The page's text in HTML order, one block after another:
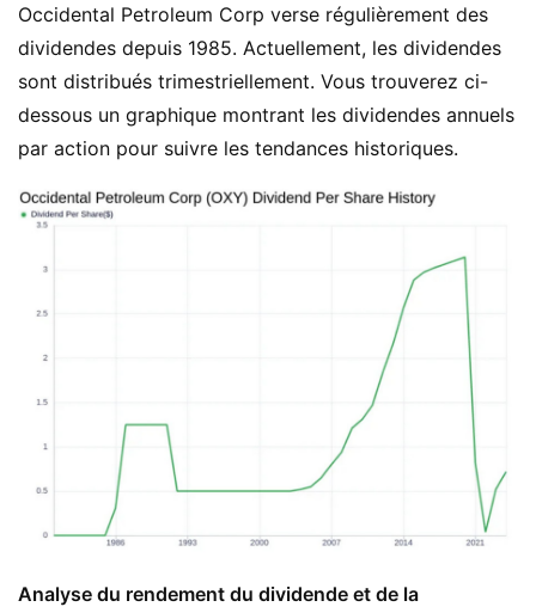
Occidental Petroleum Corp verse régulièrement des
dividendes depuis 1985. Actuellement, les dividendes
sont distribués trimestriellement. Vous trouverez ci-
dessous un graphique montrant les dividendes annuels
par action pour suivre les tendances historiques.
Analyse du rendement du dividende et de la